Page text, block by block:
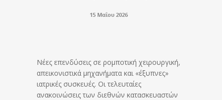
15 Μαΐου 2026
Νέες επενδύσεις σε ρομποτική χειρουργική,
απεικονιστικά μηχανήματα και «έξυπνες»
ιατρικές συσκευές. Οι τελευταίες
ανακοινώσεις των διεθνών κατασκευαστών